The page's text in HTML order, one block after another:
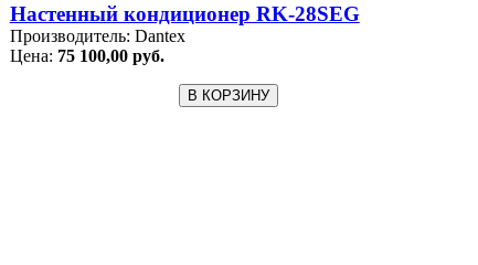
Настенный кондиционер RK-28SEG
Производитель: Dantex
Цена: 75 100,00 руб.